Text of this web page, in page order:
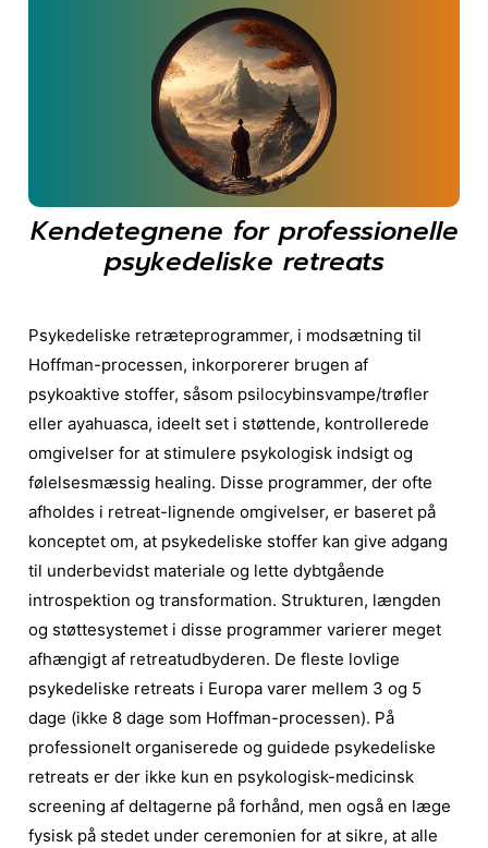
Kendetegnene for professionelle
psykedeliske retreats
Psykedeliske retræteprogrammer, i modsætning til
Hoffman-processen, inkorporerer brugen af
psykoaktive stoffer, såsom psilocybinsvampe/trøfler
eller ayahuasca, ideelt set i støttende, kontrollerede
omgivelser for at stimulere psykologisk indsigt og
følelsesmæssig healing. Disse programmer, der ofte
afholdes i retreat-lignende omgivelser, er baseret på
konceptet om, at psykedeliske stoffer kan give adgang
til underbevidst materiale og lette dybtgående
introspektion og transformation. Strukturen, længden
og støttesystemet i disse programmer varierer meget
afhængigt af retreatudbyderen. De fleste lovlige
psykedeliske retreats i Europa varer mellem 3 og 5
dage (ikke 8 dage som Hoffman-processen). På
professionelt organiserede og guidede psykedeliske
retreats er der ikke kun en psykologisk-medicinsk
screening af deltagerne på forhånd, men også en læge
fysisk på stedet under ceremonien for at sikre, at alle